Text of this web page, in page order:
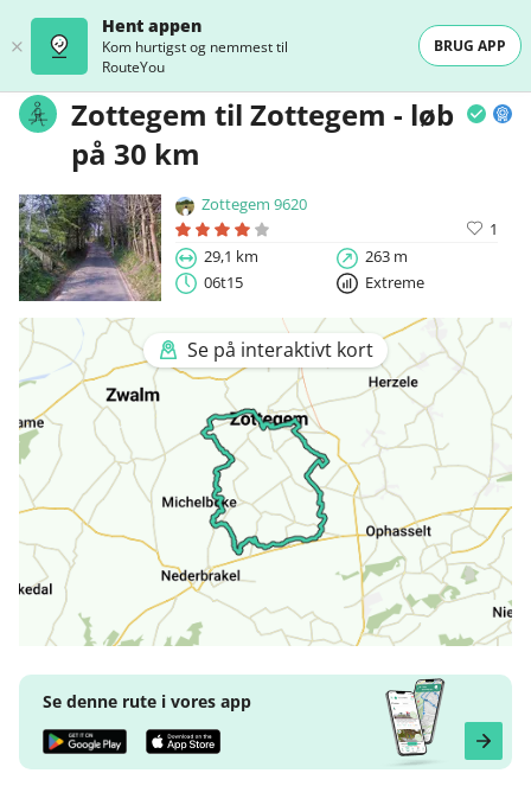
Hent appen
Kom hurtigst og nemmest til
RouteYou
BRUG APP
Zottegem til Zottegem - løb
på 30 km
Zottegem 9620
1
29,1 km
263 m
06t15
Extreme
Se på interaktivt kort
Se denne rute i vores app